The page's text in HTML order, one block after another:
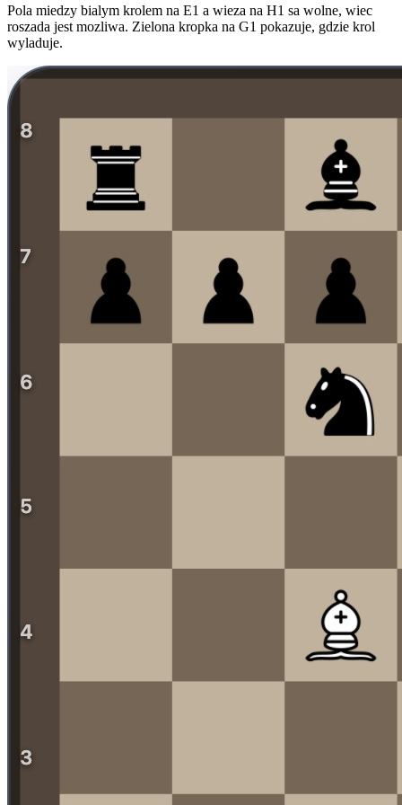
Pola miedzy bialym krolem na E1 a wieza na H1 sa wolne, wiec
roszada jest mozliwa. Zielona kropka na G1 pokazuje, gdzie krol
wyladuje.